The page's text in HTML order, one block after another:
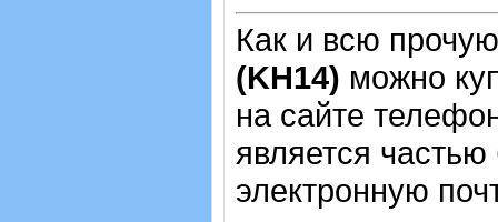
Как и всю
(KH14) можно
на сайте
является
электронную